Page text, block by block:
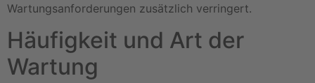
Wartungsanforderungen zusätzlich verringert.
Häufigkeit und Art der
Wartung